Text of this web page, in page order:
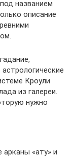
названием
описание
Кроули
из галереи.
нужно
арканы «ату» и